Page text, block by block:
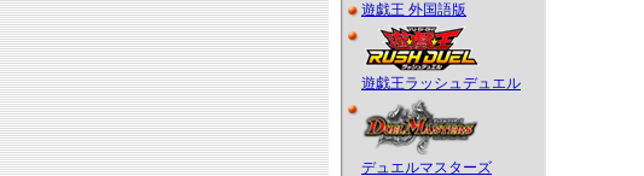
遊戯王 外国語版
遊戯王ラッシュデュエル
デュエルマスターズ